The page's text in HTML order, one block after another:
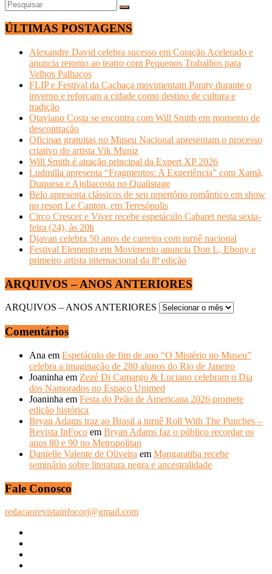
ÚLTIMAS POSTAGENS
Alexandre David celebra sucesso em Coração Acelerado e
anuncia retorno ao teatro com Pequenos Trabalhos para
Velhos Palhaços
FLIP e Festival da Cachaça movimentam Paraty durante o
inverno e reforçam a cidade como destino de cultura e
tradição
Otaviano Costa se encontra com Will Smith em momento de
descontração
Oficinas gratuitas no Museu Nacional apresentam o processo
criativo do artista Vik Muniz
Will Smith é atração principal da Expert XP 2026
Ludmilla apresenta “Fragmentos: A Experiência” com Xamã,
Duquesa e Ajuliacosta no Qualistage
Belo apresenta clássicos de seu repertório romântico em show
no resort Le Canton, em Teresópolis
Circo Crescer e Viver recebe espetáculo Cabaret nesta sexta-
feira (24), às 20h
Djavan celebra 50 anos de carreira com turnê nacional
Festival Elemento em Movimento anuncia Don L, Ebony e
primeiro artista internacional da 8ª edição
ARQUIVOS – ANOS ANTERIORES
ARQUIVOS – ANOS ANTERIORES
Comentários
Ana em Espetáculo de fim de ano “O Mistério no Museu”
celebra a imaginação de 280 alunos do Rio de Janeiro
Joaninha em Zezé Di Camargo & Luciano celebram o Dia
dos Namorados no Espaço Unimed
Joaninha em Festa do Peão de Americana 2026 promete
edição histórica
Bryan Adams traz ao Brasil a turnê Roll With The Punches –
Revista InFoco em Bryan Adams faz o público recordar os
anos 80 e 90 no Metropolitan
Danielle Valente de Oliveira em Mangaratiba recebe
seminário sobre literatura negra e ancestralidade
Fale Conosco
redacaorevistainfocorj@gmail.com